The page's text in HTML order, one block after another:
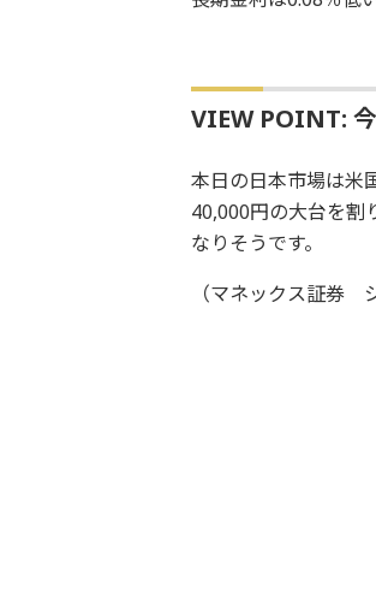
VIEW POINT:
本日の日本市場は米
40,000円の大台を割
なりそうです。
（マネックス証券